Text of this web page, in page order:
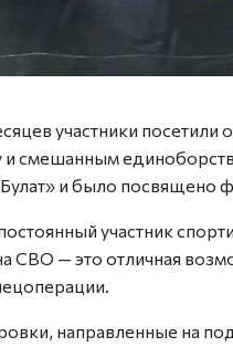
участники
смешанным
и было посвящено
участник
СВО — это отличная
направленные на